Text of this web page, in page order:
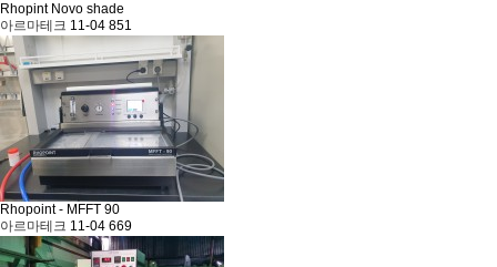
Rhopint Novo shade
아르마테크 11-04 851
Rhopoint - MFFT 90
아르마테크 11-04 669